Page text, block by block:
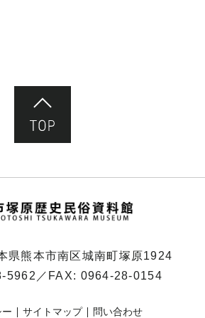
県熊本市南区城南町塚原1924
5962 ／FAX: 0964-28-0154
サイトマップ 問い合わせ